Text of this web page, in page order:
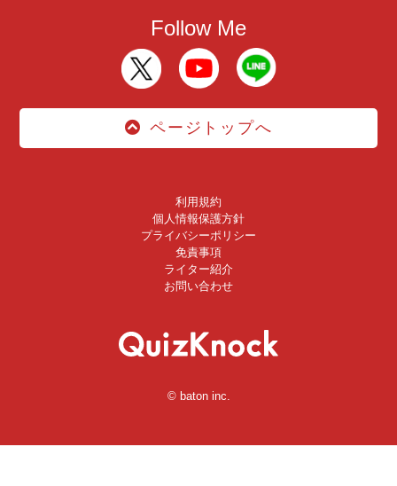
Follow Me
ページトップへ
利用規約
個人情報保護方針
プライバシーポリシー
免責事項
ライター紹介
お問い合わせ
© baton inc.